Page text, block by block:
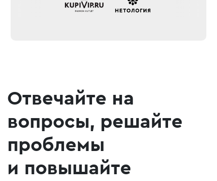
Отвечайте на
вопросы, решайте
проблемы
и повышайте